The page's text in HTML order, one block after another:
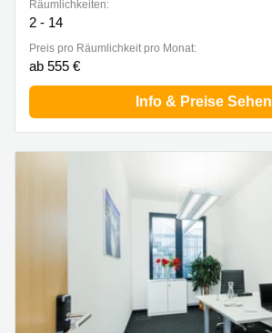
Räumlichkeiten:
2 - 14
Preis pro Räumlichkeit pro Monat:
ab 555 €
Info & Preise Sehen